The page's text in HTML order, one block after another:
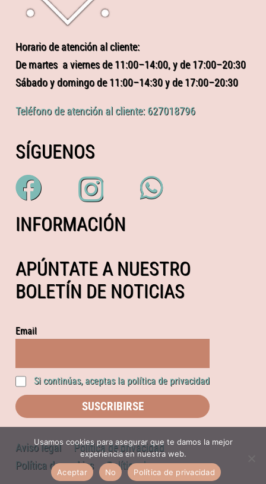
Horario de atención al cliente:
De martes a viernes de 11:00–14:00, y de 17:00–20:30
Sábado y domingo de 11:00–14:30 y de 17:00–20:30
Teléfono de atención al cliente: 627018796
SÍGUENOS
INFORMACIÓN
APÚNTATE A NUESTRO
BOLETÍN DE NOTICIAS
Email
Si continúas, aceptas la política de privacidad
Aviso legal
Política de privacidad
Política de cookies
Política de compras
Usamos cookies para asegurar que te damos la mejor
experiencia en nuestra web.
Aceptar
No Política de privacidad